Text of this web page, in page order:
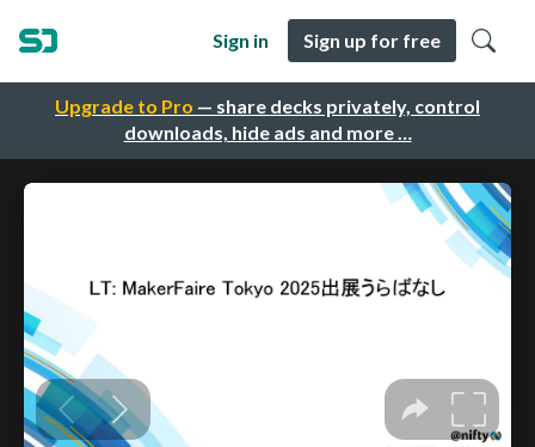
Upgrade to Pro — share decks privately, control
downloads, hide ads and more …
Sign in Sign up for free